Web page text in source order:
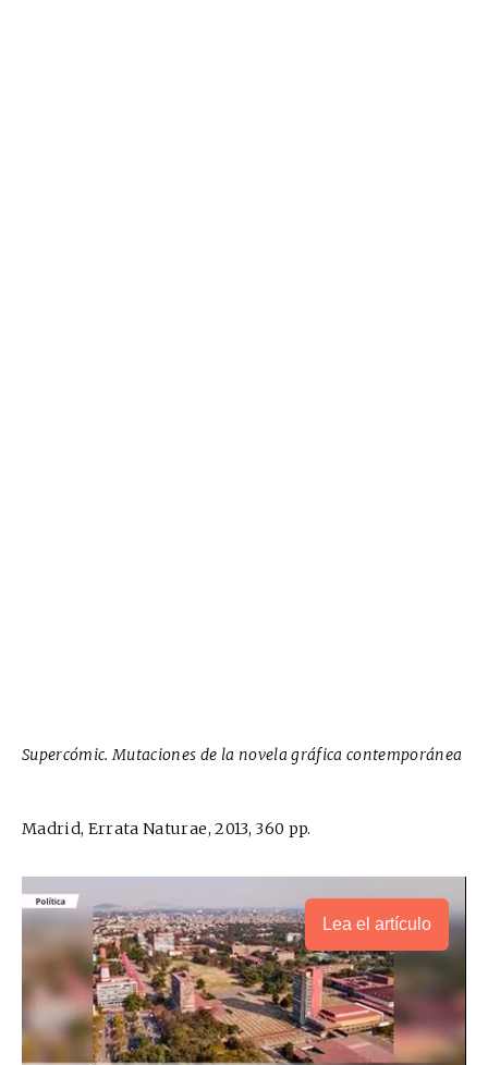
Supercómic. Mutaciones de la novela gráfica contemporánea
Madrid, Errata Naturae, 2013, 360 pp.
Lea el artículo